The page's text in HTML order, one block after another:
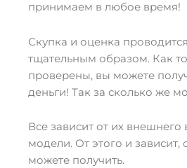
принимаем в любое время!
Скупка и оценка
тщательным образом. Как
проверены, вы можете
деньги! Так за сколько же
Все зависит от их внешнего
модели. От этого и зависит,
можете получить.